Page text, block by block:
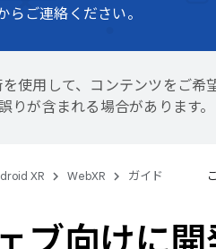
らご連絡ください。
使用して、コンテンツをご希
りが含まれる場合があります。
XR WebXR ガイド